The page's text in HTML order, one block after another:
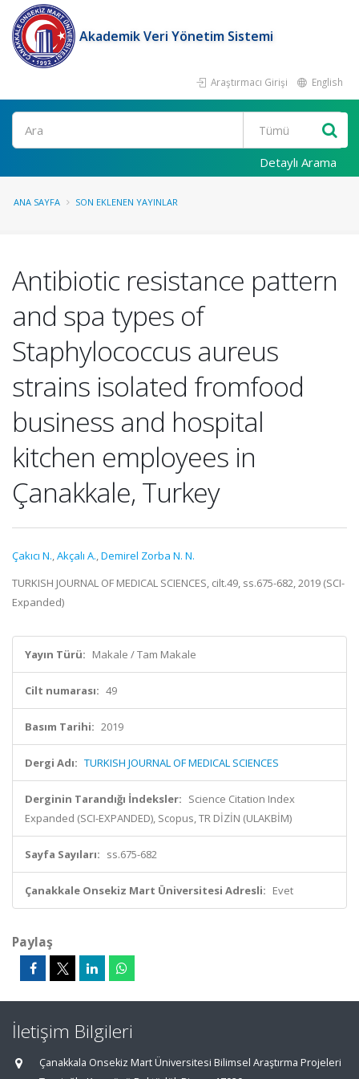
Akademik Veri Yönetim Sistemi
Araştırmacı Girişi English
Ara
Detaylı Arama
ANA SAYFA SON EKLENEN YAYINLAR
Antibiotic resistance pattern
and spa types of
Staphylococcus aureus
strains isolated fromfood
business and hospital
kitchen employees in
Çanakkale, Turkey
Çakıcı N.,Akçalı A.,Demirel Zorba N. N.
TURKISH JOURNAL OF MEDICAL SCIENCES, cilt.49, ss.675-682, 2019 (SCI-
Expanded)
Yayın Türü: Makale / Tam Makale
Cilt numarası: 49
Basım Tarihi: 2019
Dergi Adı: TURKISH JOURNAL OF MEDICAL SCIENCES
Derginin Tarandığı İndeksler: Science Citation Index
Expanded (SCI-EXPANDED), Scopus, TR DİZİN (ULAKBİM)
Sayfa Sayıları: ss.675-682
Çanakkale Onsekiz Mart Üniversitesi Adresli: Evet
Paylaş
İletişim Bilgileri
Çanakkala Onsekiz Mart Üniversitesi Bilimsel Araştırma Projeleri